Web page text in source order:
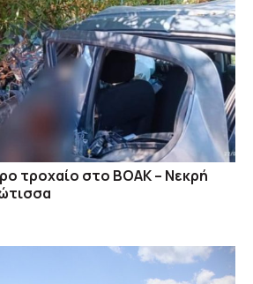
τροχαίο στο ΒΟΑΚ – Νεκρή